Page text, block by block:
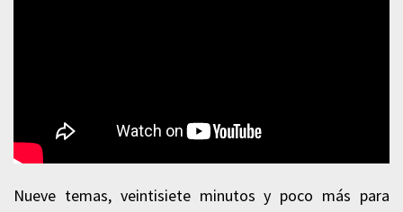
Nueve temas, veintisiete minutos y poco más para